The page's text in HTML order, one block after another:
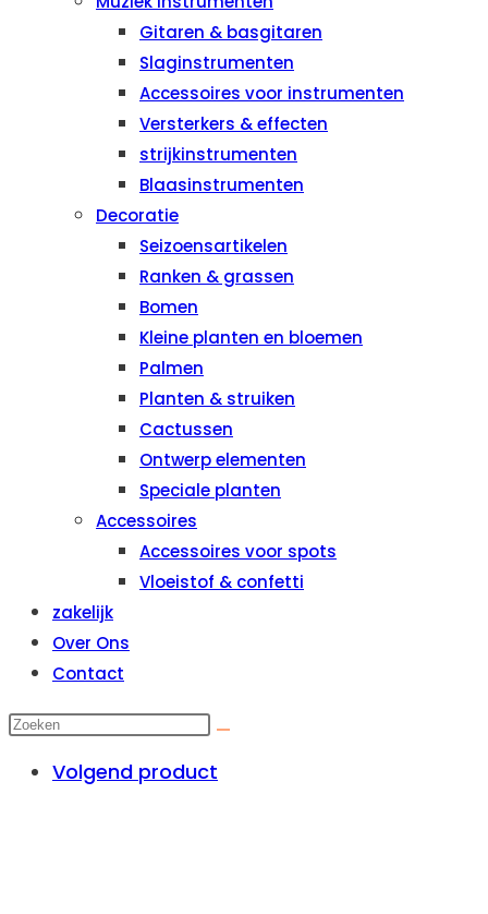
Gitaren & basgitaren
Slaginstrumenten
Accessoires voor instrumenten
Versterkers & effecten
strijkinstrumenten
Blaasinstrumenten
Decoratie
Seizoensartikelen
Ranken & grassen
Bomen
Kleine planten en bloemen
Palmen
Planten & struiken
Cactussen
Ontwerp elementen
Speciale planten
Accessoires
Accessoires voor spots
Vloeistof & confetti
zakelijk
Over Ons
Contact
Volgend product